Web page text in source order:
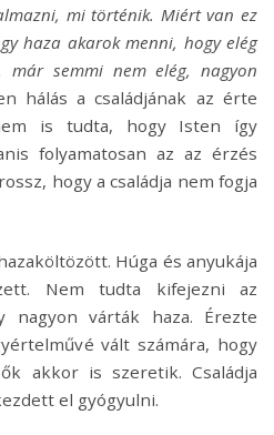
mi történik. Miért van ez
haza akarok menni, hogy elég
semmi nem elég, nagyon
hálás a családjának az érte
is tudta, hogy Isten így
folyamatosan az az érzés
hogy a családja nem fogja
Húga és anyukája
Nem tudta kifejezni az
nagyon várták haza. Érezte
vált számára, hogy
akkor is szeretik. Családja
el gyógyulni.